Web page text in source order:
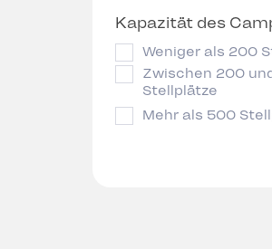
Kapazität des
Weniger als 200
Zwischen 200
Stellplätze
Mehr als 500